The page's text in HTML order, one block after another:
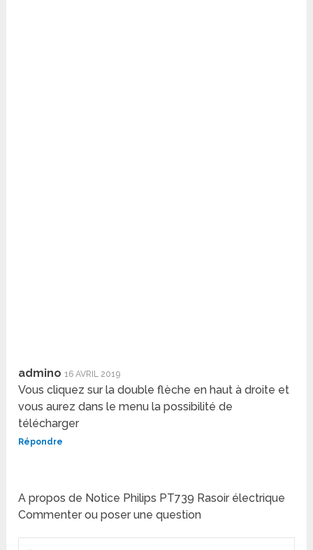
admino 16 AVRIL 2019
Vous cliquez sur la double flèche en haut à droite et
vous aurez dans le menu la possibilité de
télécharger
Répondre
A propos de Notice Philips PT739 Rasoir électrique
Commenter ou poser une question